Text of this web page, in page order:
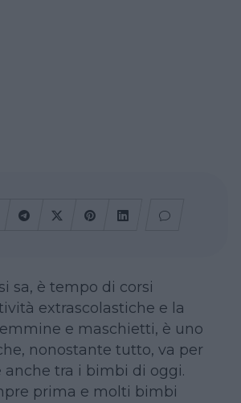
sa, è tempo di corsi
extrascolastiche e la
e maschietti, è uno
nonostante tutto, va per
anche tra i bimbi di oggi.
prima e molti bimbi